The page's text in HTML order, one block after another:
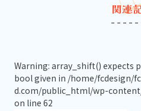
関連
Warning: array_shift() expects
bool given in /home/fcdesign/
d.com/public_html/wp-
on line 62